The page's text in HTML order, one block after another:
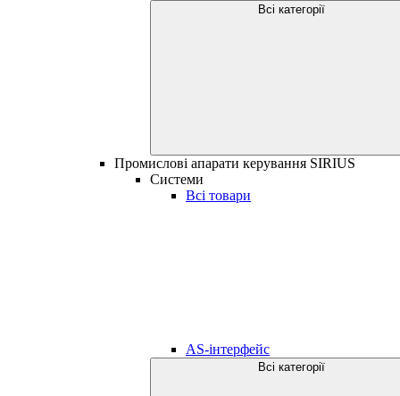
Всі категорії
Промислові апарати керування SIRIUS
Системи
Всі товари
AS-інтерфейс
Всі категорії